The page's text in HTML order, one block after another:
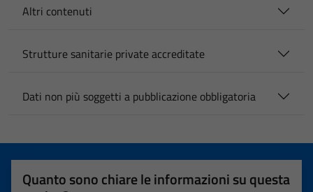
Altri contenuti
Strutture sanitarie private accreditate
Dati non più soggetti a pubblicazione obbligatoria
Quanto sono chiare le informazioni su questa